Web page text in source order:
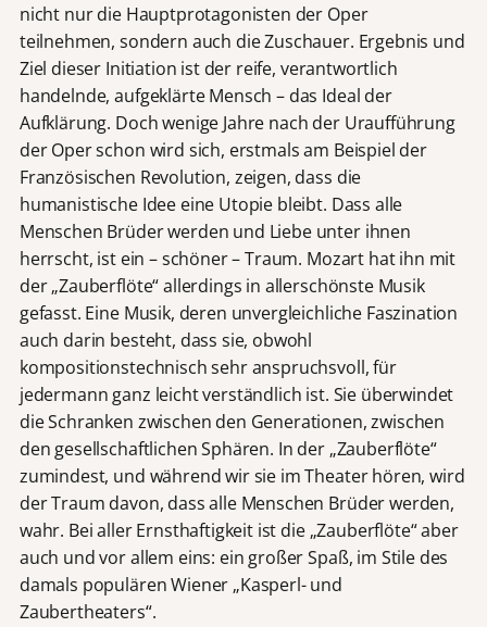
nicht nur die Hauptprotagonisten der Oper
teilnehmen, sondern auch die Zuschauer. Ergebnis und
Ziel dieser Initiation ist der reife, verantwortlich
handelnde, aufgeklärte Mensch – das Ideal der
Aufklärung. Doch wenige Jahre nach der Uraufführung
der Oper schon wird sich, erstmals am Beispiel der
Französischen Revolution, zeigen, dass die
humanistische Idee eine Utopie bleibt. Dass alle
Menschen Brüder werden und Liebe unter ihnen
herrscht, ist ein – schöner – Traum. Mozart hat ihn mit
der „Zauberflöte“ allerdings in allerschönste Musik
gefasst. Eine Musik, deren unvergleichliche Faszination
auch darin besteht, dass sie, obwohl
kompositionstechnisch sehr anspruchsvoll, für
jedermann ganz leicht verständlich ist. Sie überwindet
die Schranken zwischen den Generationen, zwischen
den gesellschaftlichen Sphären. In der „Zauberflöte“
zumindest, und während wir sie im Theater hören, wird
der Traum davon, dass alle Menschen Brüder werden,
wahr. Bei aller Ernsthaftigkeit ist die „Zauberflöte“ aber
auch und vor allem eins: ein großer Spaß, im Stile des
damals populären Wiener „Kasperl- und
Zaubertheaters“.